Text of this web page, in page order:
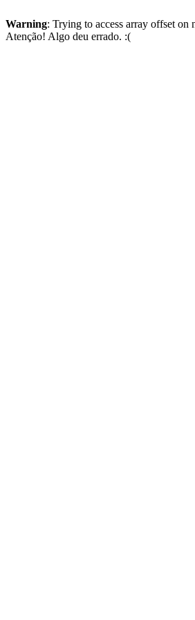
Warning: Trying to access array offset on
Atenção! Algo deu errado. :(